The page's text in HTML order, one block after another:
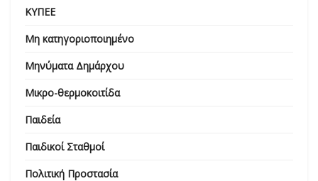
ΚΥΠΕΕ
Μη κατηγοριοποιημένο
Μηνύματα Δημάρχου
Μικρο-θερμοκοιτίδα
Παιδεία
Παιδικοί Σταθμοί
Πολιτική Προστασία